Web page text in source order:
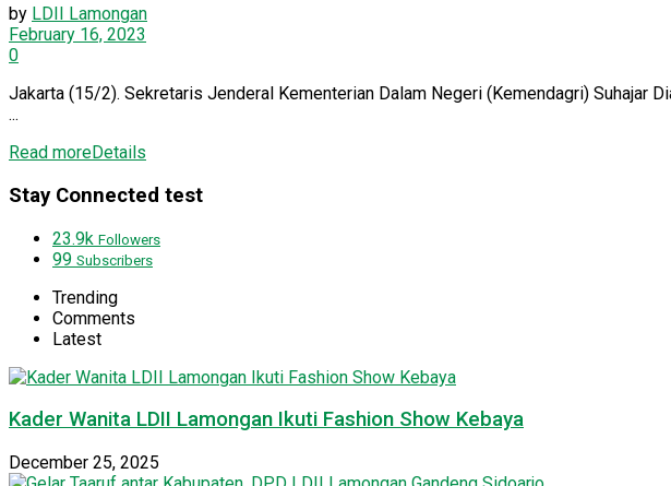
by LDII Lamongan
February 16, 2023
0
Jakarta (15/2). Sekretaris Jenderal Kementerian Dalam Negeri (Kemendagri) Suhajar
...
Read moreDetails
Stay Connected test
23.9k Followers
99 Subscribers
Trending
Comments
Latest
Kader Wanita LDII Lamongan Ikuti Fashion Show Kebaya
December 25, 2025